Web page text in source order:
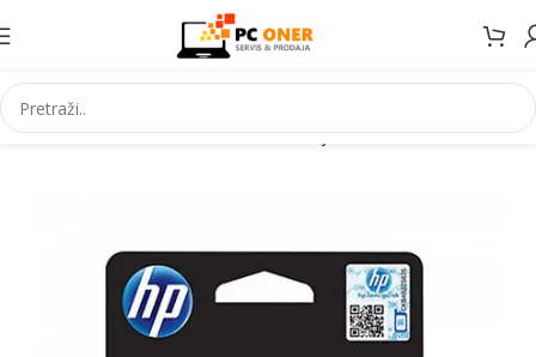
Početna Informatika Potrošni materijal Tinte